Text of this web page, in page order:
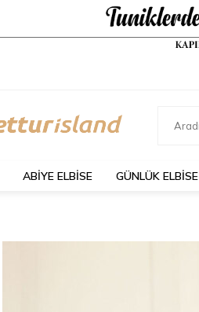
ABİYE ELBİSE GÜNLÜK ELBİSE